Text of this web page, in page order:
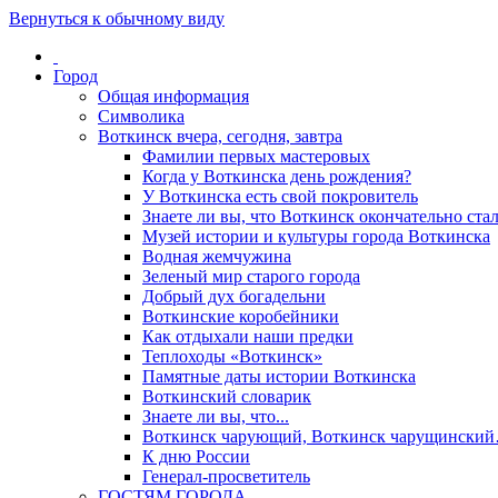
Вернуться к обычному виду
Город
Общая информация
Символика
Воткинск вчера, сегодня, завтра
Фамилии первых мастеровых
Когда у Воткинска день рождения?
У Воткинска есть свой покровитель
Знаете ли вы, что Воткинск окончательно
Музей истории и культуры города Воткинска
Водная жемчужина
Зеленый мир старого города
Добрый дух богадельни
Воткинские коробейники
Как отдыхали наши предки
Теплоходы «Воткинск»
Памятные даты истории Воткинска
Воткинский словарик
Знаете ли вы, что...
Воткинск чарующий, Воткинск
К дню России
Генерал-просветитель